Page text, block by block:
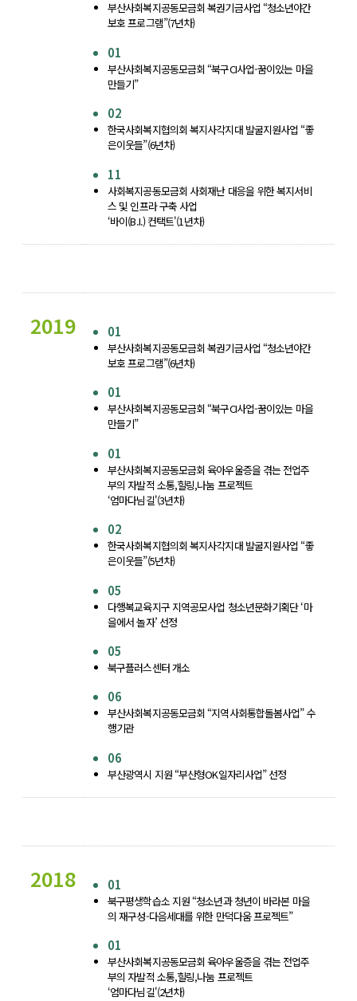
부산사회복지공동모금회 복권기금사업 “청소년야간
보호 프로그램”(7년차)
01
부산사회복지공동모금회 “북구CI사업-꿈이있는 마을
만들기”
02
한국사회복지협의회 복지사각지대 발굴지원사업 “좋
은이웃들”(6년차)
11
사회복지공동모금회 사회재난 대응을 위한 복지서비
스 및 인프라 구축 사업
‘바이(B.I.) 컨택트'(1년차)
2019 01
부산사회복지공동모금회 복권기금사업 “청소년야간
보호 프로그램”(6년차)
01
부산사회복지공동모금회 “북구CI사업-꿈이있는 마을
만들기”
01
부산사회복지공동모금회 육아우울증을 겪는 전업주
부의 자발적 소통,힐링,나눔 프로젝트
‘엄마다님길'(3년차)
02
한국사회복지협의회 복지사각지대 발굴지원사업 “좋
은이웃들”(5년차)
05
다행복교육지구 지역공모사업 청소년문화기획단 ‘마
을에서 놀자’ 선정
05
북구플러스센터 개소
06
부산사회복지공동모금회 “지역사회통합돌봄사업” 수
행기관
06
부산광역시 지원 “부산형OK일자리사업” 선정
2018 01
북구평생학습소 지원 “청소년과 청년이 바라본 마을
의 재구성-다음세대를 위한 만덕다움 프로젝트”
01
부산사회복지공동모금회 육아우울증을 겪는 전업주
부의 자발적 소통,힐링,나눔 프로젝트
‘엄마다님길'(2년차)